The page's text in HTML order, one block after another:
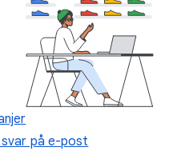
svar på e-post